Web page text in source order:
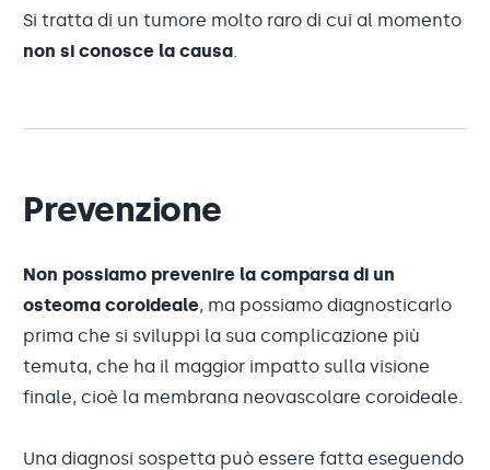
Si tratta di un tumore molto raro di cui al momento
non si conosce la causa.
Prevenzione
Non possiamo prevenire la comparsa di un
osteoma coroideale, ma possiamo diagnosticarlo
prima che si sviluppi la sua complicazione più
temuta, che ha il maggior impatto sulla visione
finale, cioè la membrana neovascolare coroideale.
Una diagnosi sospetta può essere fatta eseguendo